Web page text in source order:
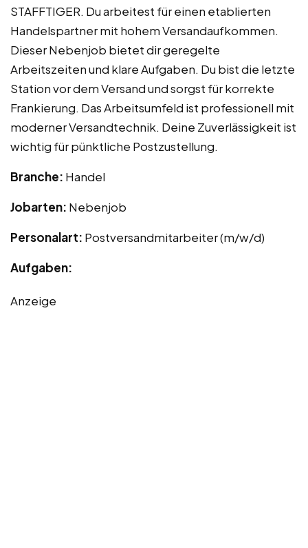
STAFFTIGER. Du arbeitest für einen etablierten
Handelspartner mit hohem Versandaufkommen.
Dieser Nebenjob bietet dir geregelte
Arbeitszeiten und klare Aufgaben. Du bist die letzte
Station vor dem Versand und sorgst für korrekte
Frankierung. Das Arbeitsumfeld ist professionell mit
moderner Versandtechnik. Deine Zuverlässigkeit ist
wichtig für pünktliche Postzustellung.
Branche: Handel
Jobarten: Nebenjob
Personalart: Postversandmitarbeiter (m/w/d)
Aufgaben:
Anzeige